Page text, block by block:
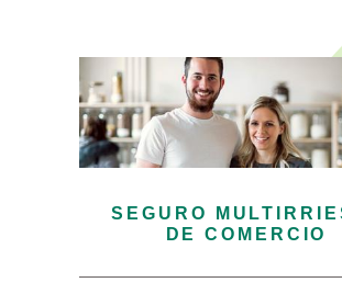
SEGURO
DE COMERCIO